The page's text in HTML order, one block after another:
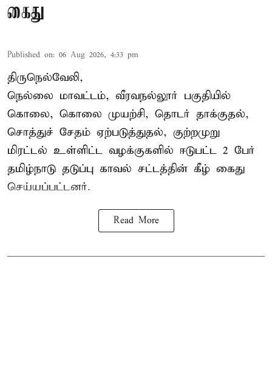
கைது
Published on: 06 Aug 2026, 4:33 pm
திருநெல்வேலி,
நெல்லை மாவட்டம், வீரவநல்லூர் பகுதியில்
கொலை, கொலை முயற்சி, தொடர் தாக்குதல்,
சொத்துச் சேதம் ஏற்படுத்துதல், குற்றமுறு
மிரட்டல் உள்ளிட்ட வழக்குகளில் ஈடுபட்ட 2 பேர்
தமிழ்நாடு தடுப்பு காவல் சட்டத்தின் கீழ் கைது
செய்யப்பட்டனர்.
Read More